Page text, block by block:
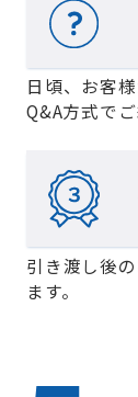
日頃、お客
Q&A方式でご
引き渡し後
ます。